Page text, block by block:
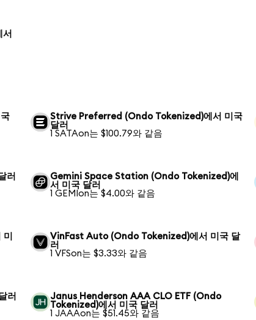
Strive Preferred (Ondo Tokenized)에서 미국
달러
1 SATAon는 $100.79와 같음
러
Gemini Space Station (Ondo Tokenized)에
서 미국 달러
1 GEMIon는 $4.00와 같음
VinFast Auto (Ondo Tokenized)에서 미국 달
러
1 VFSon는 $3.33와 같음
러
Janus Henderson AAA CLO ETF (Ondo
Tokenized)에서 미국 달러
1 JAAAon는 $51.45와 같음